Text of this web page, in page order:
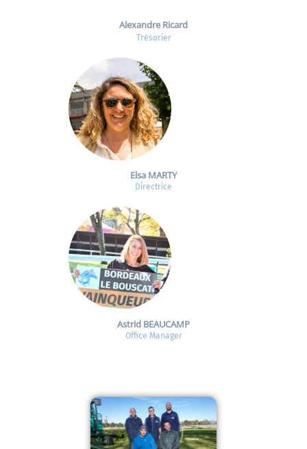
Alexandre Ricard
Trésorier
Elsa MARTY
Directrice
Astrid BEAUCAMP
Office Manager